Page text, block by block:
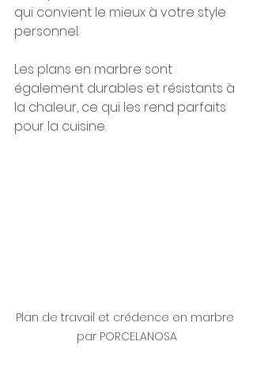
qui convient le mieux à votre style
personnel.
Les plans en marbre sont
également durables et résistants à
la chaleur, ce qui les rend parfaits
pour la cuisine.
Plan de travail et crédence en marbre
par PORCELANOSA